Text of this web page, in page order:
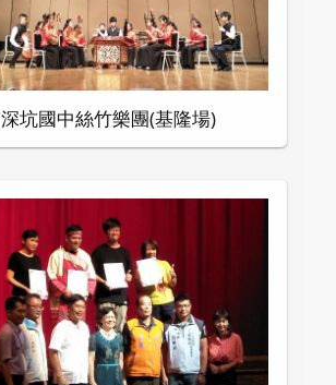
深坑國中絲竹樂團(基隆場)